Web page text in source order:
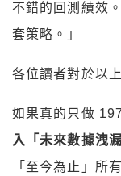
不錯的回測績效
套策略。」
各位讀者對於以
如果真的只做
入「未來數據洩
「至今為止」所